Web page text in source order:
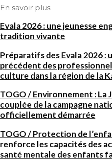
En savoir plus
Evala 2026 : une jeunesse
tradition vivante
Préparatifs des Evala 2026 :
précédent des
culture dans la région de la
TOGO / Environnement : La
couplée de la campagne
officiellement démarrée
TOGO / Protection de
renforce les capacités des
santé mentale des enfants